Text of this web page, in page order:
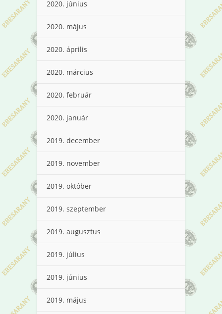
2020. június
2020. május
2020. április
2020. március
2020. február
2020. január
2019. december
2019. november
2019. október
2019. szeptember
2019. augusztus
2019. július
2019. június
2019. május